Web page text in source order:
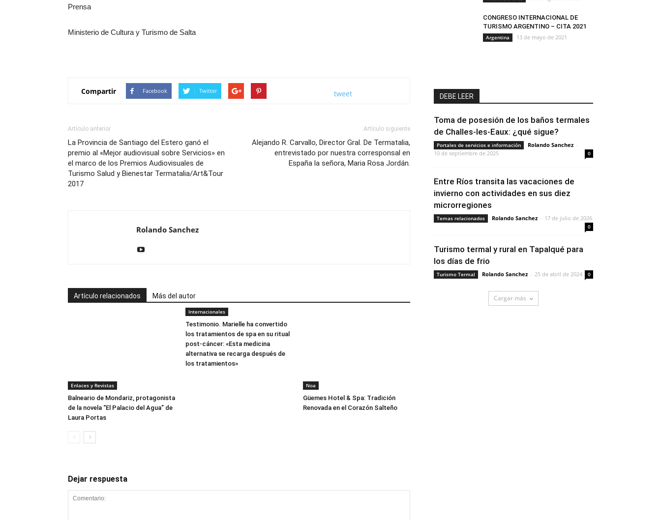
Prensa
Ministerio de Cultura y Turismo de Salta
Compartir Facebook Twitter tweet
Artículo anterior
La Provincia de Santiago del Estero ganó el
premio al «Mejor audiovisual sobre Servicios» en
el marco de los Premios Audiovisuales de
Turismo Salud y Bienestar Termatalia/Art&Tour
2017
Artículo siguiente
Alejando R. Carvallo, Director Gral. De Termatalia,
entrevistado por nuestra corresponsal en
España la señora, Maria Rosa Jordán.
Rolando Sanchez
Artículo relacionados Más del autor
Enlaces y Revistas
Balneario de Mondariz, protagonista
de la novela “El Palacio del Agua” de
Laura Portas
Internacionales
Testimonio. Marielle ha convertido
los tratamientos de spa en su ritual
post-cáncer: «Esta medicina
alternativa se recarga después de
los tratamientos»
Noa
Güemes Hotel & Spa: Tradición
Renovada en el Corazón Salteño
Dejar respuesta
CONGRESO INTERNACIONAL DE
TURISMO ARGENTINO – CITA 2021
Argentina 13 de mayo de 2021
DEBE LEER
Toma de posesión de los baños termales
de Challes-les-Eaux: ¿qué sigue?
Portales de servicios e información Rolando Sanchez -
10 de septiembre de 2025
0
Entre Ríos transita las vacaciones de
invierno con actividades en sus diez
microrregiones
Temas relacionados Rolando Sanchez - 17 de julio de 2026
0
Turismo termal y rural en Tapalqué para
los días de frio
Turismo Termal Rolando Sanchez - 25 de abril de 2024 0
Cargar más